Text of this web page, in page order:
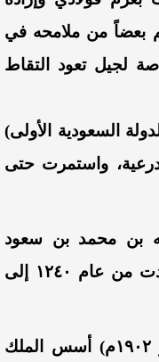
بعضاً من ملامحه في
لجيل تعود التقاط
السعودية الأولى)
الدرعية، واستمرت حتى
بن محمد بن سعود
(الدولة السعودية الثانية) التي امتدت من عام ١٢٤٠ إلى
٣- في (٥شوال ١٣١٩هـ – ١٥يناير ١٩٠٢م) أسس الملك